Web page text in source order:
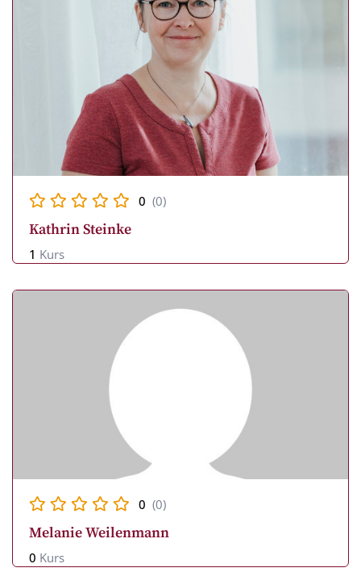
0 (0)
Kathrin Steinke
1 Kurs
0 (0)
Melanie Weilenmann
0 Kurs